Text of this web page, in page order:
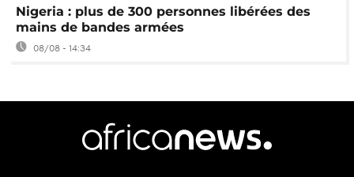
Nigeria : plus de 300 personnes libérées des
mains de bandes armées
08/08 - 14:34